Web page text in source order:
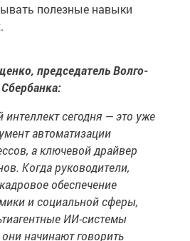
полезные навыки
председатель Волго-
интеллект сегодня — это уже
автоматизации
а ключевой драйвер
Когда руководители,
обеспечение
и социальной сферы,
ИИ-системы
начинают говорить